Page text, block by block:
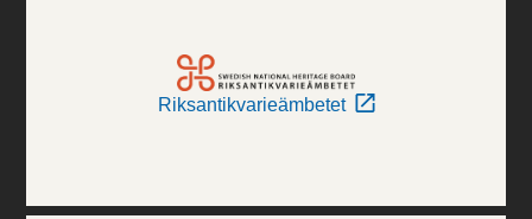
Riksantikvarieämbetet